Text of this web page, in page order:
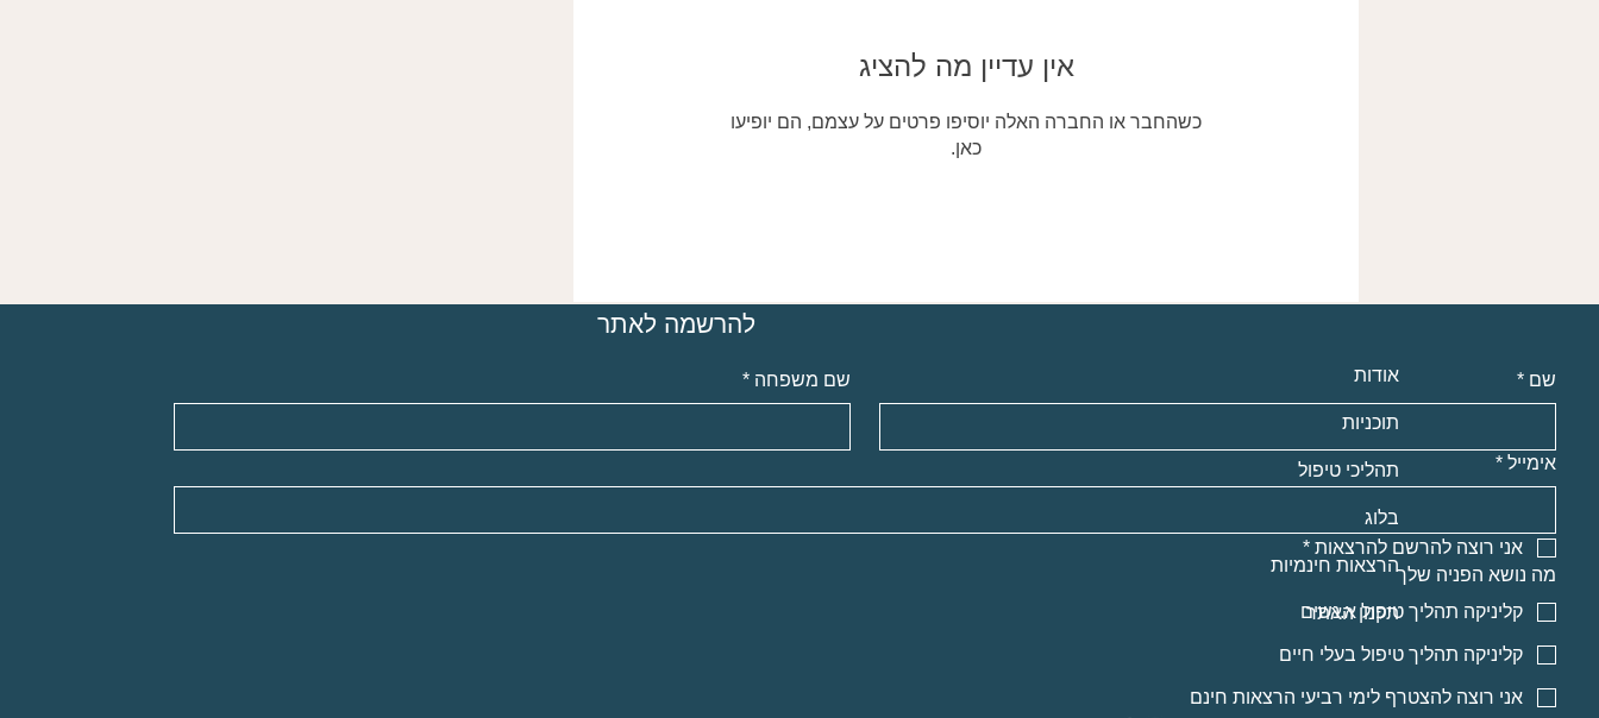
אין עדיין מה להציג
כשהחבר או החברה האלה יוסיפו פרטים על עצמם, הם יופיעו
כאן.
להרשמה לאתר
שם * שם משפחה *
אימייל *
אני רוצה להרשם להרצאות *
מה נושא הפניה שלך
קליניקה תהליך טיפול א.נשים
קליניקה תהליך טיפול בעלי חיים
אני רוצה להצטרף לימי רביעי הרצאות חינם
אודות
תוכניות
תהליכי טיפול
בלוג
הרצאות חינמיות
תקנון האתר